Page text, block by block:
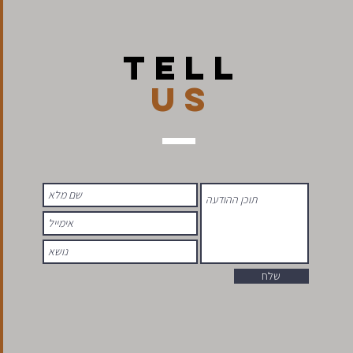
TELL
US
שלח